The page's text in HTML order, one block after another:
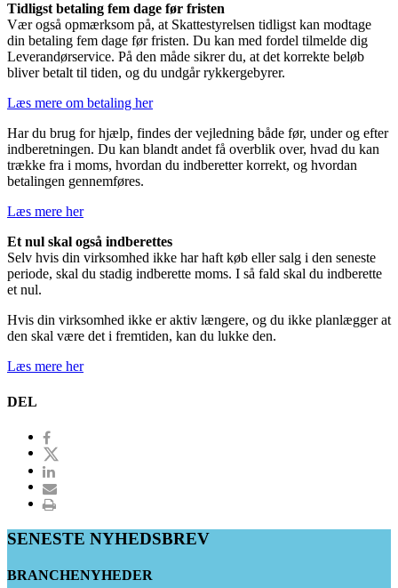
Tidligst betaling fem dage før fristen
Vær også opmærksom på, at Skattestyrelsen tidligst kan modtage
din betaling fem dage før fristen. Du kan med fordel tilmelde dig
Leverandørservice. På den måde sikrer du, at det korrekte beløb
bliver betalt til tiden, og du undgår rykkergebyrer.
Læs mere om betaling her
Har du brug for hjælp, findes der vejledning både før, under og efter
indberetningen. Du kan blandt andet få overblik over, hvad du kan
trække fra i moms, hvordan du indberetter korrekt, og hvordan
betalingen gennemføres.
Læs mere her
Et nul skal også indberettes
Selv hvis din virksomhed ikke har haft køb eller salg i den seneste
periode, skal du stadig indberette moms. I så fald skal du indberette
et nul.
Hvis din virksomhed ikke er aktiv længere, og du ikke planlægger at
den skal være det i fremtiden, kan du lukke den.
Læs mere her
DEL
SENESTE NYHEDSBREV
BRANCHENYHEDER